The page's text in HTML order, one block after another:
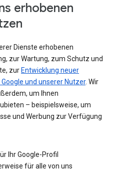
erhobenen
Dienste erhobenen
zur Wartung, zum Schutz und
zur Entwicklung neuer
und unserer Nutzer. Wir
um Ihnen
– beispielsweise, um
und Werbung zur Verfügung
Ihr Google-Profil
für alle von uns